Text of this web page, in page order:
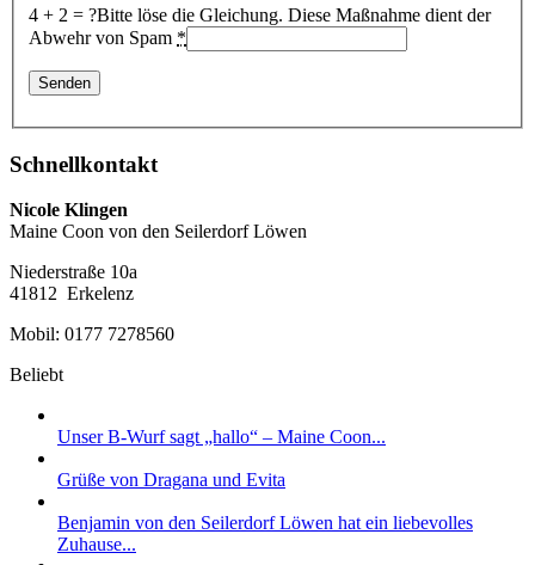
4 + 2 = ?Bitte löse die Gleichung. Diese Maßnahme dient der
Abwehr von Spam *
Schnellkontakt
Nicole Klingen
Maine Coon von den Seilerdorf Löwen
Niederstraße 10a
41812 Erkelenz
Mobil: 0177 7278560
Beliebt
Unser B-Wurf sagt „hallo“ – Maine Coon...
Grüße von Dragana und Evita
Benjamin von den Seilerdorf Löwen hat ein liebevolles
Zuhause...